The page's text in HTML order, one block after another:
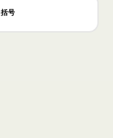
括号